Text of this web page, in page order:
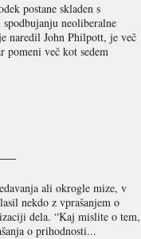
postane skladen s
neoliberalne
naredil John Philpott, je več
več kot sedem
ali okrogle mize, v
nekdo z vprašanjem o
dela. “Kaj mislite o tem,
o prihodnosti...